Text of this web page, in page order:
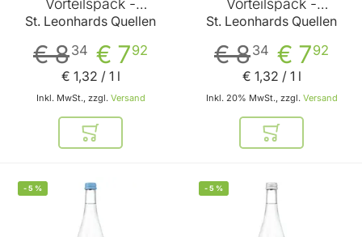
Qualitätswasser von St.
Leonhards Quellen
St. Leonhards Quellen
€ 792
€ 834
Inkl. MwSt., zzgl. Versand
€ 1,32 / 1 l
In den Warenkorb
Qualitätswasser von St.
Leonhards Quellen
St. Leonhards Quellen
€ 792
€ 834
Inkl. 20% MwSt., zzgl. Versand
€ 1,32 / 1 l
In den
-5 % -5 %